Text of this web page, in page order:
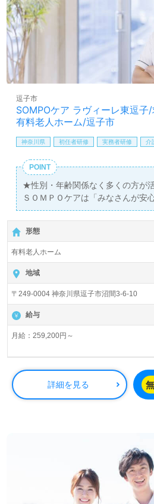
ぞれの成長に沿った研修プログラ
やすい環境面も嬉しいポイント！
とりに寄り添いたい』『介護知識
きがいを感じながら仕事をしたい
ンジを実現したい、施設形態や環
の方も大歓迎です！求人詳細等、
ご案内します。お問い合わせも遠
医療/福祉業界の正社員/パート求
護】＊求人情報収集、将来的に検
相談可能です。転職相談、求人紹
あり！＞"転職支援"のプロと一緒
せお待ちしております。
昇給（年1回、定期昇給、昇格による基本給
SOMPOケア ラヴィーレ東逗
有料老人ホーム/逗子市
逗子市
神奈川県 初任者研修 実務者研修 介
POINT
★性別・年齢関係なく多くの方が
ＳＯＭＰＯケアは「みなさんが安
くり」に力を入れています。
プライベートの時間も十分に確保
時間も大切にしたい」という方に
形態
有料老人ホーム
地域
〒249-0004 神奈川県逗子市沼間3-6-10
給与
月給：259,200円～
残業時は別途時間外手当支給（超過1分～）
昇給あり
賞与 基本給2.08ヶ月分/年支給
詳細を見る